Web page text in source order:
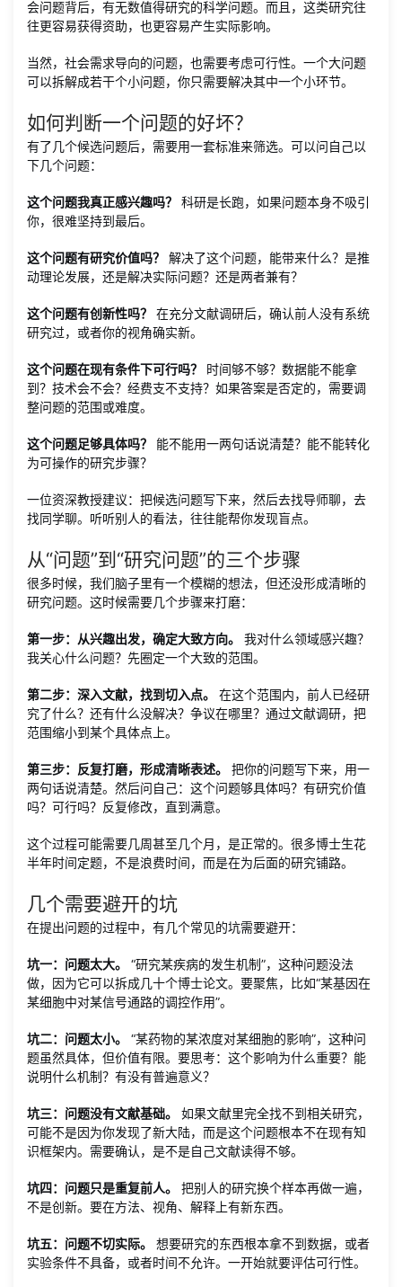
会问题背后，有无数值得研究的科学问题。而且，这类研究往
往更容易获得资助，也更容易产生实际影响。
当然，社会需求导向的问题，也需要考虑可行性。一个大问题
可以拆解成若干个小问题，你只需要解决其中一个小环节。
如何判断一个问题的好坏？
有了几个候选问题后，需要用一套标准来筛选。可以问自己以
下几个问题：
这个问题我真正感兴趣吗？
科研是长跑，如果问题本身不吸引
你，很难坚持到最后。
这个问题有研究价值吗？
解决了这个问题，能带来什么？是推
动理论发展，还是解决实际问题？还是两者兼有？
这个问题有创新性吗？
在充分文献调研后，确认前人没有系统
研究过，或者你的视角确实新。
这个问题在现有条件下可行吗？
时间够不够？数据能不能拿
到？技术会不会？经费支不支持？如果答案是否定的，需要调
整问题的范围或难度。
这个问题足够具体吗？
能不能用一两句话说清楚？能不能转化
为可操作的研究步骤？
一位资深教授建议：把候选问题写下来，然后去找导师聊，去
找同学聊。听听别人的看法，往往能帮你发现盲点。
从“问题”到“研究问题”的三个步骤
很多时候，我们脑子里有一个模糊的想法，但还没形成清晰的
研究问题。这时候需要几个步骤来打磨：
第一步：从兴趣出发，确定大致方向。
我对什么领域感兴趣？
我关心什么问题？先圈定一个大致的范围。
第二步：深入文献，找到切入点。
在这个范围内，前人已经研
究了什么？还有什么没解决？争议在哪里？通过文献调研，把
范围缩小到某个具体点上。
第三步：反复打磨，形成清晰表述。
把你的问题写下来，用一
两句话说清楚。然后问自己：这个问题够具体吗？有研究价值
吗？可行吗？反复修改，直到满意。
这个过程可能需要几周甚至几个月，是正常的。很多博士生花
半年时间定题，不是浪费时间，而是在为后面的研究铺路。
几个需要避开的坑
在提出问题的过程中，有几个常见的坑需要避开：
坑一：问题太大。
“研究某疾病的发生机制”，这种问题没法
做，因为它可以拆成几十个博士论文。要聚焦，比如“某基因在
某细胞中对某信号通路的调控作用”。
坑二：问题太小。
“某药物的某浓度对某细胞的影响”，这种问
题虽然具体，但价值有限。要思考：这个影响为什么重要？能
说明什么机制？有没有普遍意义？
坑三：问题没有文献基础。
如果文献里完全找不到相关研究，
可能不是因为你发现了新大陆，而是这个问题根本不在现有知
识框架内。需要确认，是不是自己文献读得不够。
坑四：问题只是重复前人。
把别人的研究换个样本再做一遍，
不是创新。要在方法、视角、解释上有新东西。
坑五：问题不切实际。
想要研究的东西根本拿不到数据，或者
实验条件不具备，或者时间不允许。一开始就要评估可行性。